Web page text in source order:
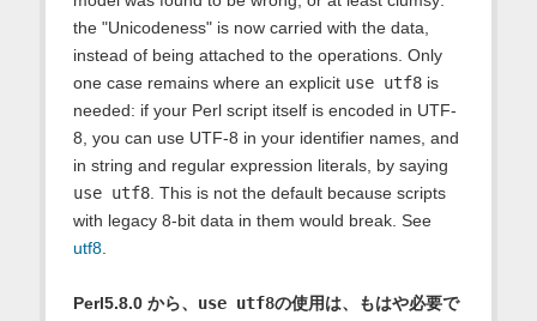
the "Unicodeness" is now carried with the data,
instead of being attached to the operations. Only
one case remains where an explicit use utf8is
needed: if your Perl script itself is encoded in UTF-
8, you can use UTF-8 in your identifier names, and
in string and regular expression literals, by saying
use utf8. This is not the default because scripts
with legacy 8-bit data in them would break. See
utf8.
Perl5.8.0 から、 use utf8の使用は、もはや必要で